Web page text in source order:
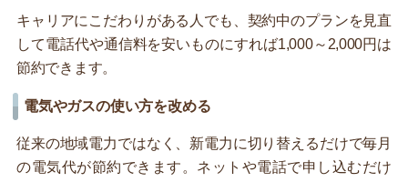
キャリアにこだわりがある人でも、契約中のプランを見直
して電話代や通信料を安いものにすれば1,000～2,000円は
節約できます。
電気やガスの使い方を改める
従来の地域電力ではなく、新電力に切り替えるだけで毎月
の電気代が節約できます。ネットや電話で申し込むだけ